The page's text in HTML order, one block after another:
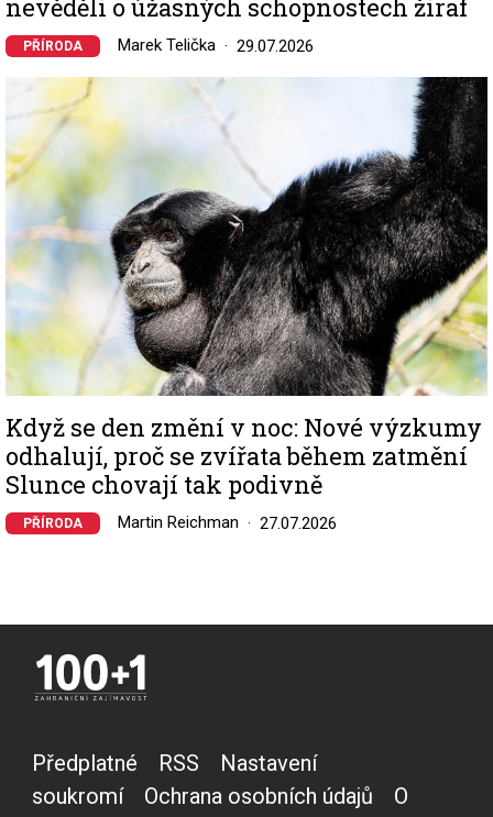
nevěděli o úžasných schopnostech žiraf
PŘÍRODA Marek Telička 29.07.2026
Image
Když se den změní v noc: Nové výzkumy
odhalují, proč se zvířata během zatmění
Slunce chovají tak podivně
PŘÍRODA Martin Reichman 27.07.2026
Předplatné RSS
Nastavení
soukromí
Ochrana osobních údajů
O